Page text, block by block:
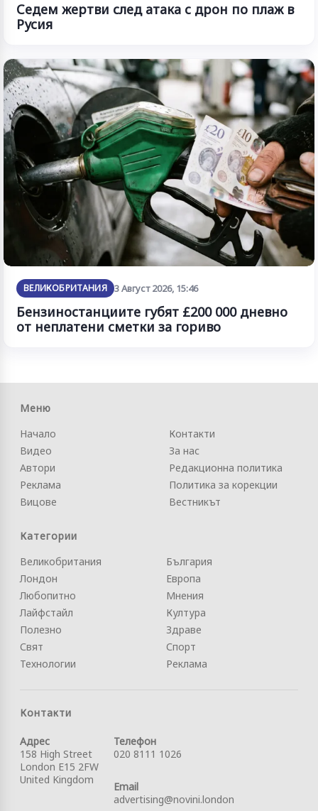
Седем жертви след атака с дрон по плаж в
Русия
ВЕЛИКОБРИТАНИЯ 3 Август 2026, 15:46
Бензиностанциите губят £200 000 дневно
от неплатени сметки за гориво
Меню
Начало
Видео
Автори
Реклама
Вицове
Контакти
За нас
Редакционна политика
Политика за корекции
Вестникът
Категории
Великобритания
Лондон
Любопитно
Лайфстайл
Полезно
Свят
Технологии
България
Европа
Мнения
Култура
Здраве
Спорт
Реклама
Контакти
Адрес
158 High Street
London E15 2FW
United Kingdom
Телефон
020 8111 1026
Email
advertising@novini.london